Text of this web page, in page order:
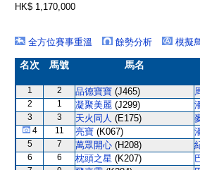
HK$ 1,170,000
全方位賽事重溫
餘勢分析 模擬
名次 馬號 馬名
1 2 品德寶寶 (J465)
2 1 凝聚美麗 (J299)
3 3 天火同人 (E175)
4 11 亮寶 (K067)
5 7 萬眾開心 (H208)
6 6 枕頭之星 (K207)